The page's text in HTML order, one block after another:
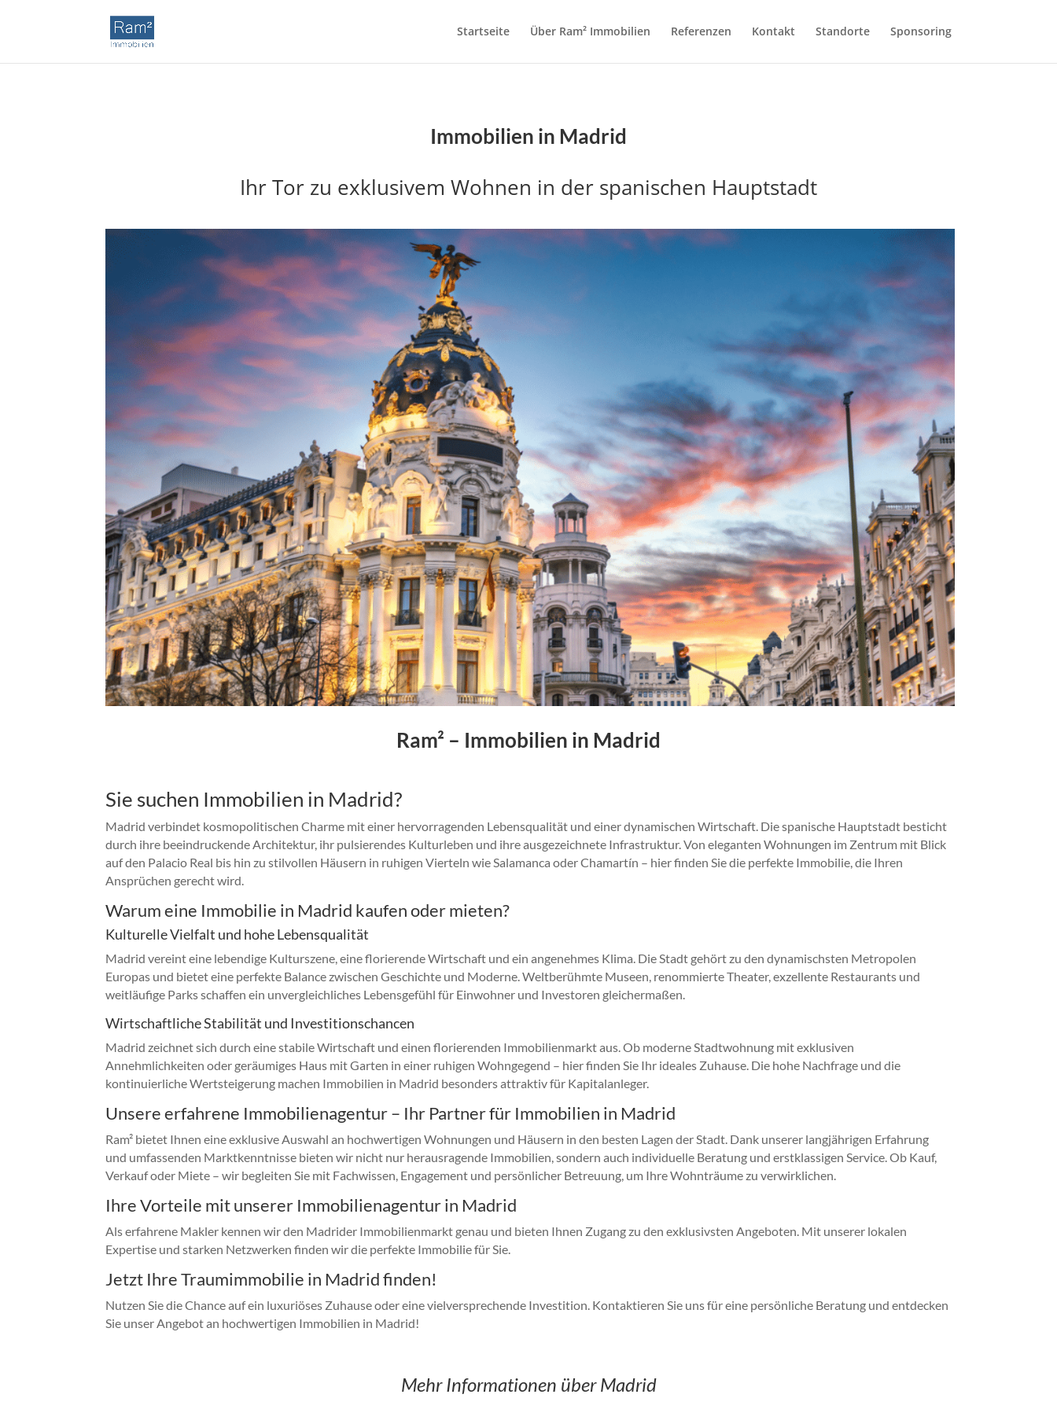
Startseite Über Ram² Immobilien Referenzen Kontakt Standorte Sponsoring
Immobilien in Madrid
Ihr Tor zu exklusivem Wohnen in der spanischen Hauptstadt
Ram² – Immobilien in Madrid
Sie suchen Immobilien in Madrid?
Madrid verbindet kosmopolitischen Charme mit einer hervorragenden Lebensqualität und einer dynamischen Wirtschaft. Die spanische Hauptstadt besticht
durch ihre beeindruckende Architektur, ihr pulsierendes Kulturleben und ihre ausgezeichnete Infrastruktur. Von eleganten Wohnungen im Zentrum mit Blick
auf den Palacio Real bis hin zu stilvollen Häusern in ruhigen Vierteln wie Salamanca oder Chamartín – hier finden Sie die perfekte Immobilie, die Ihren
Ansprüchen gerecht wird.
Warum eine Immobilie in Madrid kaufen oder mieten?
Kulturelle Vielfalt und hohe Lebensqualität
Madrid vereint eine lebendige Kulturszene, eine florierende Wirtschaft und ein angenehmes Klima. Die Stadt gehört zu den dynamischsten Metropolen
Europas und bietet eine perfekte Balance zwischen Geschichte und Moderne. Weltberühmte Museen, renommierte Theater, exzellente Restaurants und
weitläufige Parks schaffen ein unvergleichliches Lebensgefühl für Einwohner und Investoren gleichermaßen.
Wirtschaftliche Stabilität und Investitionschancen
Madrid zeichnet sich durch eine stabile Wirtschaft und einen florierenden Immobilienmarkt aus. Ob moderne Stadtwohnung mit exklusiven
Annehmlichkeiten oder geräumiges Haus mit Garten in einer ruhigen Wohngegend – hier finden Sie Ihr ideales Zuhause. Die hohe Nachfrage und die
kontinuierliche Wertsteigerung machen Immobilien in Madrid besonders attraktiv für Kapitalanleger.
Unsere erfahrene Immobilienagentur – Ihr Partner für Immobilien in Madrid
Ram² bietet Ihnen eine exklusive Auswahl an hochwertigen Wohnungen und Häusern in den besten Lagen der Stadt. Dank unserer langjährigen Erfahrung
und umfassenden Marktkenntnisse bieten wir nicht nur herausragende Immobilien, sondern auch individuelle Beratung und erstklassigen Service. Ob Kauf,
Verkauf oder Miete – wir begleiten Sie mit Fachwissen, Engagement und persönlicher Betreuung, um Ihre Wohnträume zu verwirklichen.
Ihre Vorteile mit unserer Immobilienagentur in Madrid
Als erfahrene Makler kennen wir den Madrider Immobilienmarkt genau und bieten Ihnen Zugang zu den exklusivsten Angeboten. Mit unserer lokalen
Expertise und starken Netzwerken finden wir die perfekte Immobilie für Sie.
Jetzt Ihre Traumimmobilie in Madrid finden!
Nutzen Sie die Chance auf ein luxuriöses Zuhause oder eine vielversprechende Investition. Kontaktieren Sie uns für eine persönliche Beratung und entdecken
Sie unser Angebot an hochwertigen Immobilien in Madrid!
Mehr Informationen über Madrid